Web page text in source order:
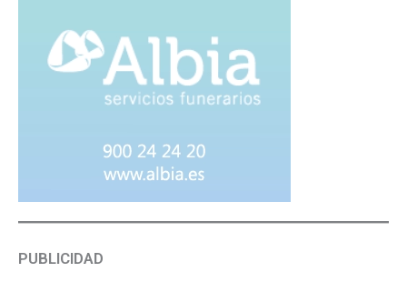
PUBLICIDAD